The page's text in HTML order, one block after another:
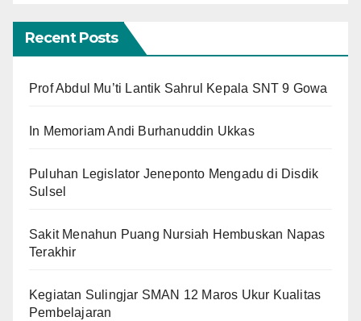
Recent Posts
Prof Abdul Mu’ti Lantik Sahrul Kepala SNT 9 Gowa
In Memoriam Andi Burhanuddin Ukkas
Puluhan Legislator Jeneponto Mengadu di Disdik
Sulsel
Sakit Menahun Puang Nursiah Hembuskan Napas
Terakhir
Kegiatan Sulingjar SMAN 12 Maros Ukur Kualitas
Pembelajaran